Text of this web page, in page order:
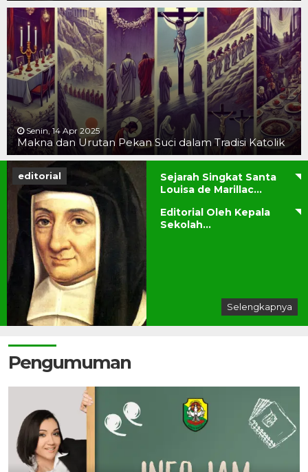
Senin, 14 Apr 2025
Makna dan Urutan Pekan Suci dalam Tradisi Katolik
editorial
Sejarah Singkat Santa
Louisa de Marillac...
Editorial Oleh Kepala
Sekolah...
Selengkapnya
Pengumuman